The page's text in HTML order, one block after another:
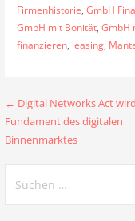
Firmenhistorie, GmbH
GmbH mit Bonität, GmbH
finanzieren, leasing,
← Digital Networks Act
Fundament des digitalen
Binnenmarktes
nach: